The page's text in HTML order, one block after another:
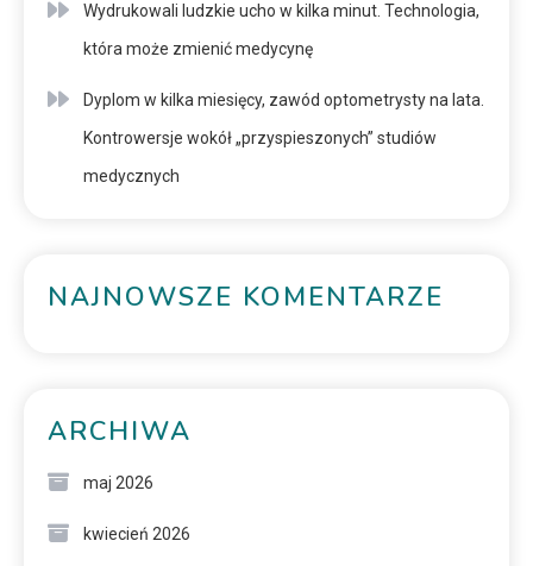
Wydrukowali ludzkie ucho w kilka minut. Technologia,
która może zmienić medycynę
Dyplom w kilka miesięcy, zawód optometrysty na lata.
Kontrowersje wokół „przyspieszonych” studiów
medycznych
NAJNOWSZE KOMENTARZE
ARCHIWA
maj 2026
kwiecień 2026